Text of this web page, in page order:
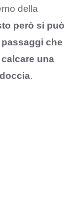
della
però si può
che
una
.